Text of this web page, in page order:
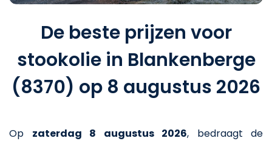
De beste prijzen voor
stookolie in Blankenberge
(8370) op 8 augustus 2026
Op zaterdag 8 augustus 2026, bedraagt de